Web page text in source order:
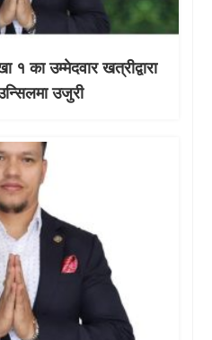
१ का उम्मेदवार खत्रीद्वारा
उजुरी